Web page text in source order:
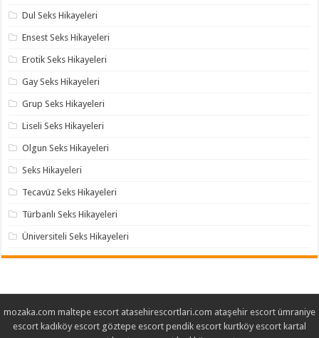
Dul Seks Hikayeleri
Ensest Seks Hikayeleri
Erotik Seks Hikayeleri
Gay Seks Hikayeleri
Grup Seks Hikayeleri
Liseli Seks Hikayeleri
Olgun Seks Hikayeleri
Seks Hikayeleri
Tecavüz Seks Hikayeleri
Türbanlı Seks Hikayeleri
Üniversiteli Seks Hikayeleri
mozaka.com maltepe escort atasehirescortlari.com ataşehir escort ümraniye
escort kadıköy escort göztepe escort pendik escort kurtköy escort kartal